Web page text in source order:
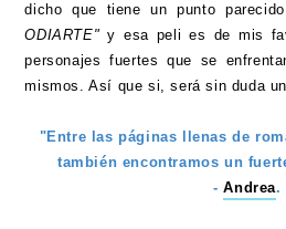
dicho que tiene un punto
ODIARTE" y esa peli es de mis
personajes fuertes que se
mismos. Así que si, será sin duda
"Entre las páginas llenas de
también encontramos un
-Andrea.